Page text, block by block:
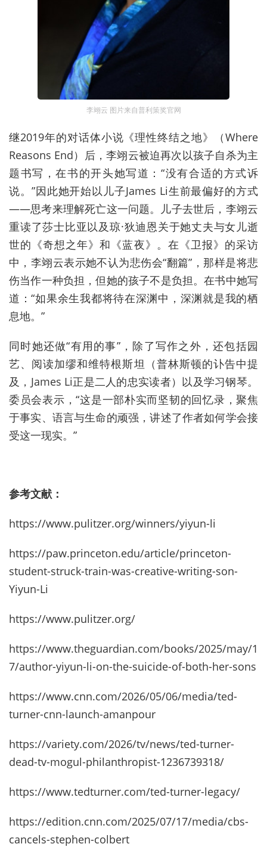
李翊云 图片来自普利策奖官网
继2019年的对话体小说《理性终结之地》（Where
Reasons End）后，李翊云被迫再次以孩子自杀为主
题书写，在书的开头她写道：“没有合适的方式诉
说。”因此她开始以儿子James Li生前最偏好的方式
——思考来理解死亡这一问题。儿子去世后，李翊云
重读了莎士比亚以及琼·狄迪恩关于她丈夫与女儿逝
世的《奇想之年》和《蓝夜》。在《卫报》的采访
中，李翊云表示她不认为悲伤会“翻篇”，那样是将悲
伤当作一种负担，但她的孩子不是负担。在书中她写
道：“如果余生我都将待在深渊中，深渊就是我的栖
息地。”
同时她还做“有用的事”，除了写作之外，还包括园
艺、阅读加缪和维特根斯坦（普林斯顿的讣告中提
及，James Li正是二人的忠实读者）以及学习钢琴。
委员会表示，“这是一部朴实而坚韧的回忆录，聚焦
于事实、语言与生命的顽强，讲述了作者如何学会接
受这一现实。”
参考文献：
https://www.pulitzer.org/winners/yiyun-li
https://paw.princeton.edu/article/princeton-
student-struck-train-was-creative-writing-son-
Yiyun-Li
https://www.pulitzer.org/
https://www.theguardian.com/books/2025/may/1
7/author-yiyun-li-on-the-suicide-of-both-her-sons
https://www.cnn.com/2026/05/06/media/ted-
turner-cnn-launch-amanpour
https://variety.com/2026/tv/news/ted-turner-
dead-tv-mogul-philanthropist-1236739318/
https://www.tedturner.com/ted-turner-legacy/
https://edition.cnn.com/2025/07/17/media/cbs-
cancels-stephen-colbert